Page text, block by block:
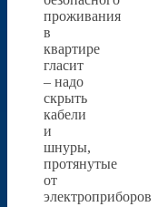
проживания
в
квартире
гласит
– надо
скрыть
кабели
и
шнуры,
протянутые
от
электроприборов